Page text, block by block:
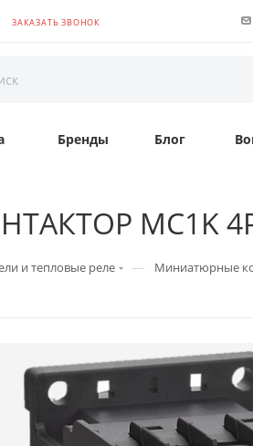
ЗАКАЗАТЬ ЗВОНОК
Бренды Блог
MC1K
и тепловые реле — Миниатюрные